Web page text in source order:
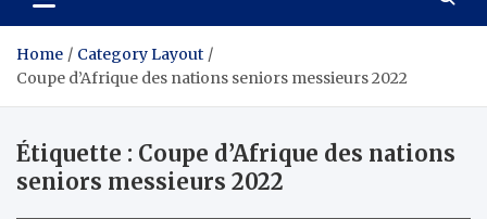
Home
Category Layout
Coupe d’Afrique des nations seniors messieurs 2022
Étiquette : Coupe d’Afrique des nations
seniors messieurs 2022